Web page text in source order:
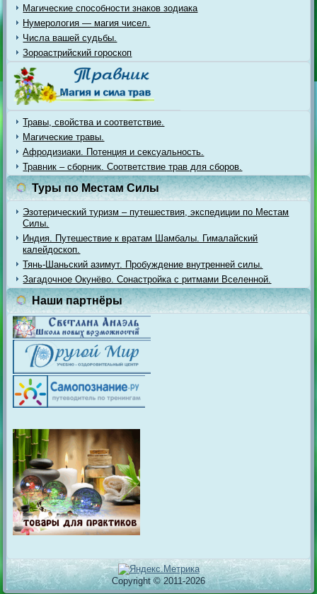
Магические способности знаков зодиака
Нумерология — магия чисел.
Числа вашей судьбы.
Зороастрийский гороскоп
Травы, свойства и соответствие.
Магические травы.
Афродизиаки. Потенция и сексуальность.
Травник – сборник. Соответствие трав для сборов.
Туры по Местам Силы
Эзотерический туризм – путешествия, экспедиции по Местам
Силы.
Индия. Путешествие к вратам Шамбалы. Гималайский
калейдоскоп.
Тянь-Шаньский азимут. Пробуждение внутренней силы.
Загадочное Окунёво. Сонастройка с ритмами Вселенной.
Наши партнёры
Copyright © 2011-2026